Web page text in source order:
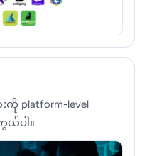
ကို platform-level
ယ်ပါ။